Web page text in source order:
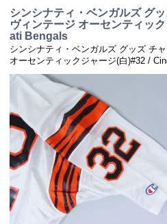
シンシナティ・ベンガルズ グ
ヴィンテージ オーセンティッ
ati Bengals
シンシナティ・ベンガルズ グッズ チ
オーセンティックジャージ(白)#32 /